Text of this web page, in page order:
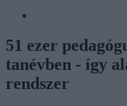
51 ezer
tanévben - így
rendszer